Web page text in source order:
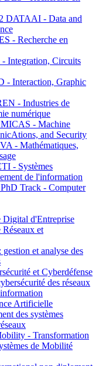
DATAAI - Data and
- Recherche en
Integration, Circuits
- Interaction, Graphic
- Industries de
numérique
- Machine
and Security
- Mathématiques,
- Systèmes
de l'information
Track - Computer
d'Entreprise
et
et analyse des
et Cyberdéfense
des réseaux
Artificielle
des systèmes
- Transformation
de Mobilité